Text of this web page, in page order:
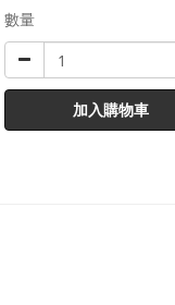
數量
加入購物車